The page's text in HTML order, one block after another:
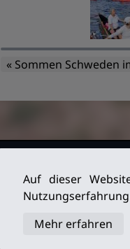
« Sommen Schweden
Stahnsdorf
Auf dieser
Mehr erfahren